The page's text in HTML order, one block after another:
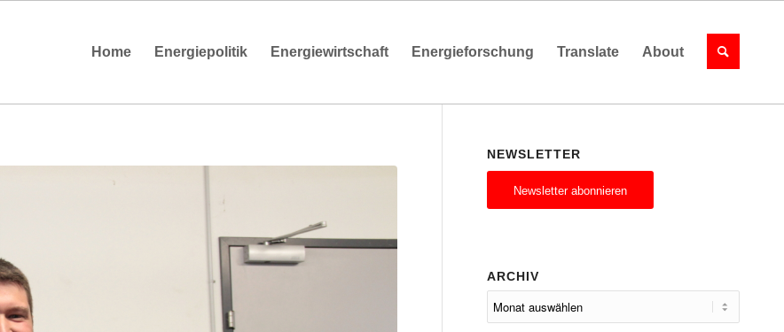
Home Energiepolitik Energiewirtschaft Energieforschung Translate About
NEWSLETTER
Newsletter abonnieren
ARCHIV